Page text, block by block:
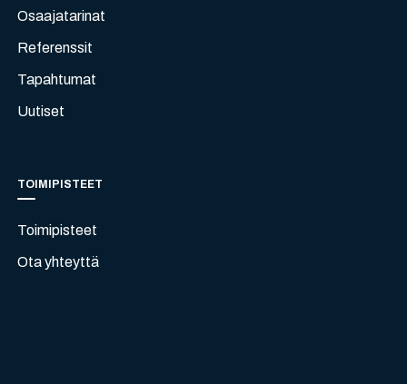
Osaajatarinat
Referenssit
Tapahtumat
Uutiset
TOIMIPISTEET
Toimipisteet
Ota yhteyttä